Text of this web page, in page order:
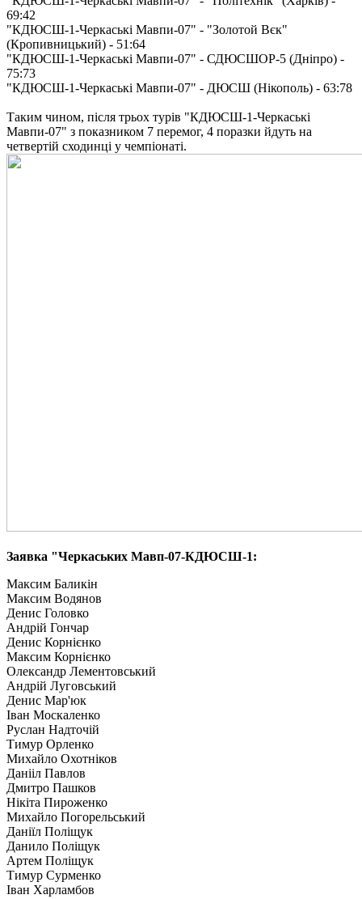
69:42
"КДЮСШ-1-Черкаські Мавпи-07" - "Золотой Вєк"
(Кропивницький) - 51:64
"КДЮСШ-1-Черкаські Мавпи-07" - СДЮСШОР-5 (Дніпро) -
75:73
"КДЮСШ-1-Черкаські Мавпи-07" - ДЮСШ (Нікополь) - 63:78
Таким чином, після трьох турів "КДЮСШ-1-Черкаські
Мавпи-07" з показником 7 перемог, 4 поразки йдуть на
четвертій сходинці у чемпіонаті.
Заявка "Черкаських Мавп-07-КДЮСШ-1:
Максим Баликін
Максим Водянов
Денис Головко
Андрій Гончар
Денис Корнієнко
Максим Корнієнко
Олександр Лементовський
Андрій Луговський
Денис Мар'юк
Іван Москаленко
Руслан Надточій
Тимур Орленко
Михайло Охотніков
Данііл Павлов
Дмитро Пашков
Нікіта Пироженко
Михайло Погорельський
Даніїл Поліщук
Данило Поліщук
Артем Поліщук
Тимур Сурменко
Іван Харламбов